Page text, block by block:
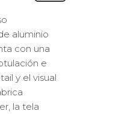
aluminio
con una
e
y el visual
la tela